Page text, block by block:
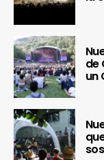
de
un